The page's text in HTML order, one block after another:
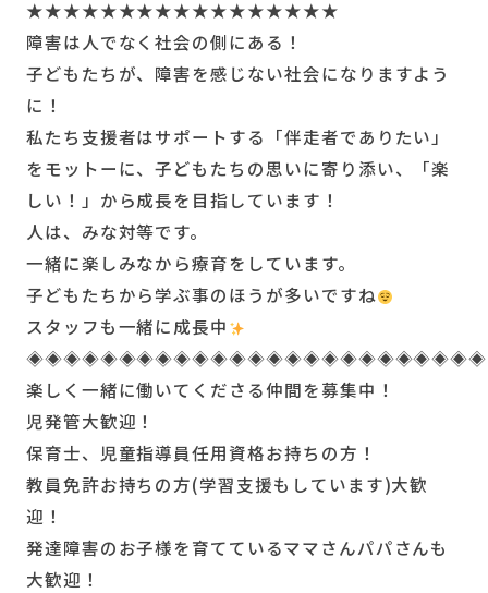
★★★★★★★★★★★★★★★★★
障害は人でなく社会の側にある！
子どもたちが、障害を感じない社会になりますよう
に！
私たち支援者はサポートする「伴走者でありたい」
をモットーに、子どもたちの思いに寄り添い、「楽
しい！」から成長を目指しています！
人は、みな対等です。
一緒に楽しみなから療育をしています。
子どもたちから学ぶ事のほうが多いですね
スタッフも一緒に成長中
◈◈◈◈◈◈◈◈◈◈◈◈◈◈◈◈◈◈◈◈◈◈◈◈◈
楽しく一緒に働いてくださる仲間を募集中！
児発管大歓迎！
保育士、児童指導員任用資格お持ちの方！
教員免許お持ちの方(学習支援もしています)大歓
迎！
発達障害のお子様を育てているママさんパパさんも
大歓迎！